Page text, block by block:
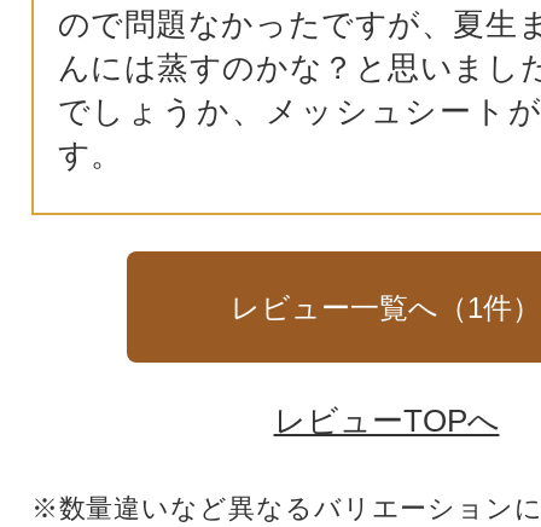
ので問題なかったですが、夏生
んには蒸すのかな？と思いまし
でしょうか、メッシュシート
す。
レビュー一覧へ（1件）
レビューTOPへ
※数量違いなど異なるバリエーション